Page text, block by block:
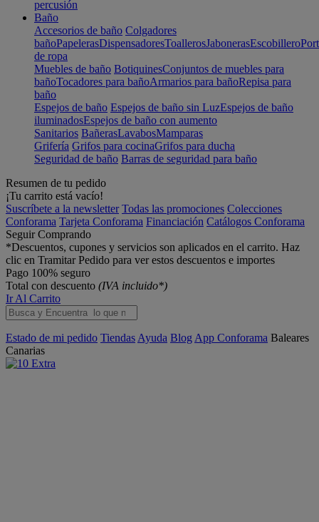
percusión
Baño
Accesorios de baño Colgadores
bañoPapelerasDispensadoresToallerosJabonerasEscobillero
de ropa
Muebles de baño BotiquinesConjuntos de muebles para
bañoTocadores para bañoArmarios para bañoRepisa para
baño
Espejos de baño Espejos de baño sin LuzEspejos de baño
iluminadosEspejos de baño con aumento
Sanitarios BañerasLavabosMamparas
Grifería Grifos para cocinaGrifos para ducha
Seguridad de baño Barras de seguridad para baño
Resumen de tu pedido
¡Tu carrito está vacío!
Suscríbete a la newsletter Todas las promociones Colecciones
Conforama Tarjeta Conforama Financiación Catálogos Conforama
Seguir Comprando
*Descuentos, cupones y servicios son aplicados en el carrito. Haz
clic en Tramitar Pedido para ver estos descuentos e importes
Pago 100% seguro
Total con descuento (IVA incluido*)
Ir Al Carrito
Estado de mi pedido Tiendas Ayuda Blog App Conforama Baleares
Canarias